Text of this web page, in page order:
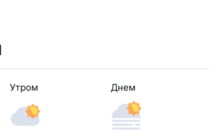
Утром Днем